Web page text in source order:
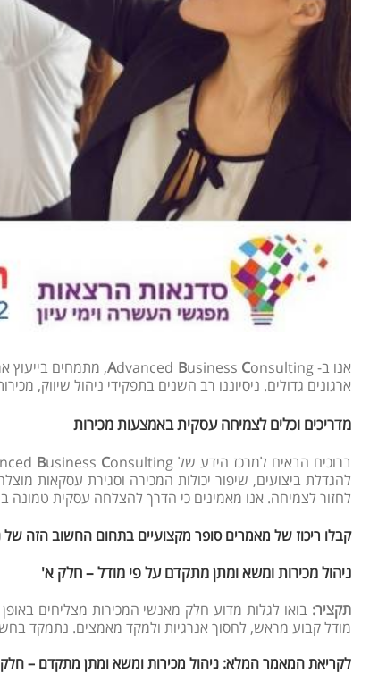
אנו ב- Advanced Business Consulting, מתמחים בייעוץ ארגוני ועסקי ומתמקדים
ארגונים גדולים. ניסיוננו רב השנים בתפקידי ניהול שיווק,
מדריכים וכלים לצמיחה עסקית באמצעות מכירות
ברוכים הבאים למרכז הידע של Business Consulting בנושאי
להגדלת ביצועים, שיפור יכולות המכירה וסגירת עסקאות
לחזור לצמיחה. אנו מאמינים כי הדרך להצלחה עסקית
קבלו ריכוז של מאמרים סופר מקצועיים בתחום החשוב הזה של
ניהול מכירות ומשא ומתן מתקדם על פי מודל – חלק א'
תקציר:
מודל קבוע מראש, לחסוך אנרגיות ולמקד מאמצים. נתמקד
לקריאת המאמר המלא: ניהול מכירות ומשא ומתן מתקדם –